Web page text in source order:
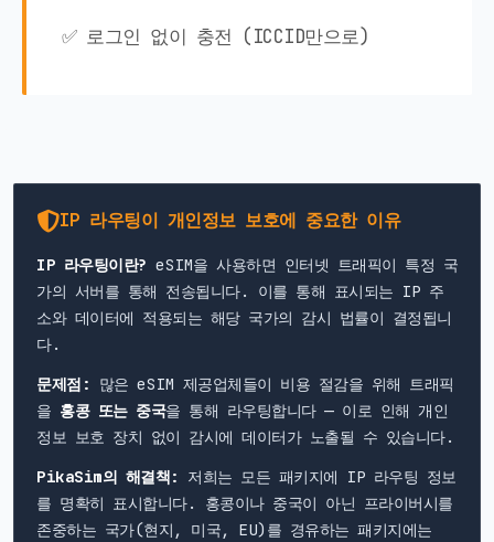
✅ 로그인 없이 충전 (ICCID만으로)
IP 라우팅이 개인정보 보호에 중요한 이유
IP 라우팅이란? eSIM을 사용하면 인터넷 트래픽이 특정 국
가의 서버를 통해 전송됩니다. 이를 통해 표시되는 IP 주
소와 데이터에 적용되는 해당 국가의 감시 법률이 결정됩니
다.
문제점: 많은 eSIM 제공업체들이 비용 절감을 위해 트래픽
을 홍콩 또는 중국을 통해 라우팅합니다 — 이로 인해 개인
정보 보호 장치 없이 감시에 데이터가 노출될 수 있습니다.
PikaSim의 해결책: 저희는 모든 패키지에 IP 라우팅 정보
를 명확히 표시합니다. 홍콩이나 중국이 아닌 프라이버시를
존중하는 국가(현지, 미국, EU)를 경유하는 패키지에는